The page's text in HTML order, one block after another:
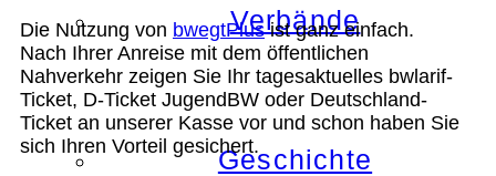
Verbände
Geschichte
Die Nutzung von bwegtPlusist ganz einfach.
Nach Ihrer Anreise mit dem öffentlichen
Nahverkehr zeigen Sie Ihr tagesaktuelles bwlarif-
Ticket, D-Ticket JugendBW oder Deutschland-
Ticket an unserer Kasse vor und schon haben Sie
sich Ihren Vorteil gesichert.